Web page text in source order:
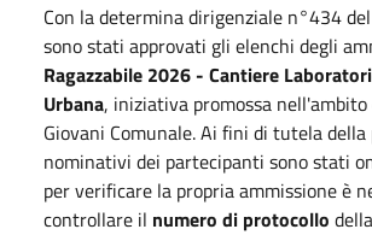
Con la determina dirigenziale n°434
sono stati approvati gli elenchi degli
Ragazzabile 2026 - Cantiere
Urbana, iniziativa promossa
Giovani Comunale. Ai fini di tutela della
nominativi dei partecipanti sono stati
per verificare la propria ammissione è
controllare il numero di protocollo